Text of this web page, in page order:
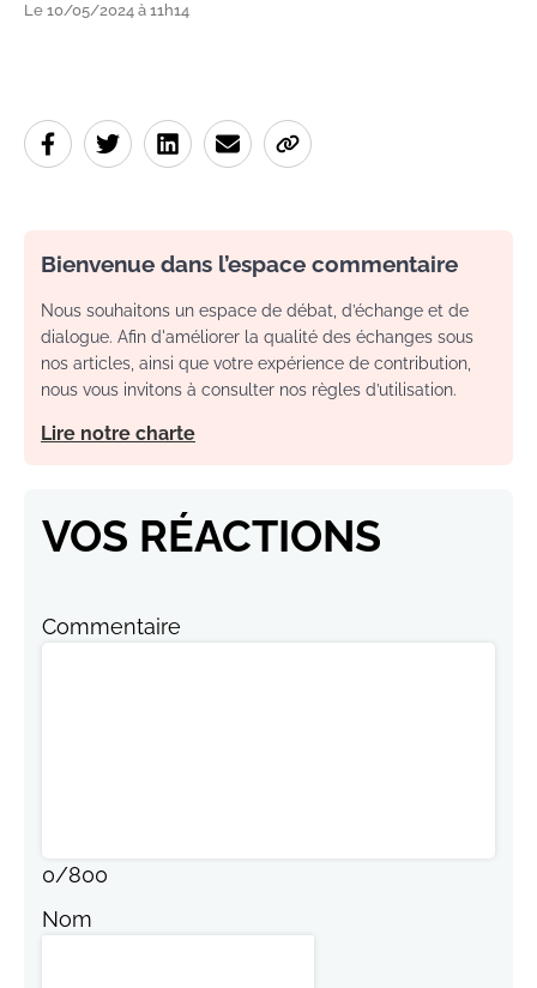
Le 10/05/2024 à 11h14
Bienvenue dans l’espace commentaire
Nous souhaitons un espace de débat, d’échange et de
dialogue. Afin d'améliorer la qualité des échanges sous
nos articles, ainsi que votre expérience de contribution,
nous vous invitons à consulter nos règles d’utilisation.
Lire notre charte
VOS RÉACTIONS
Commentaire
0/800
Nom